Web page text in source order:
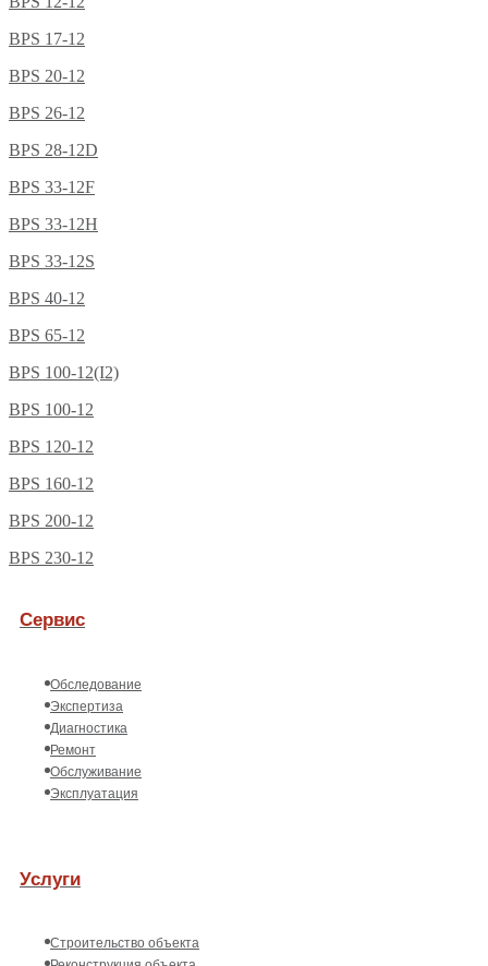
BPS 17-12
BPS 20-12
BPS 26-12
BPS 28-12D
BPS 33-12F
BPS 33-12H
BPS 33-12S
BPS 40-12
BPS 65-12
BPS 100-12(I2)
BPS 100-12
BPS 120-12
BPS 160-12
BPS 200-12
BPS 230-12
Сервис
Обследование
Экспертиза
Диагностика
Ремонт
Обслуживание
Эксплуатация
Услуги
Строительство объекта